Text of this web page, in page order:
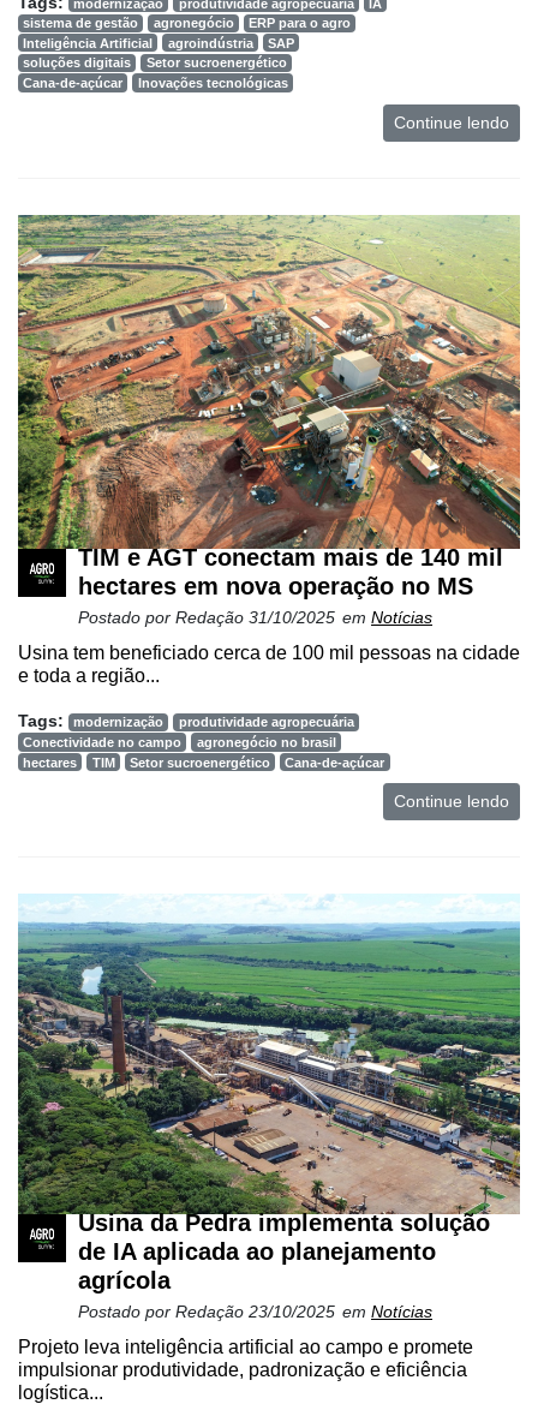
Análise
E-
Vertical
Software
Empresarial
Tecnologia
para
Recursos
Hídricos
Membros
Liberali
Netrin
Néctar
Tecprime
Agro
Lean
Way
CHB
modernização produtividade agropecuária
IA
sistema de gestão
agronegócio
ERP para o agro
Inteligência Artificial
agroindústria
SAP
soluções digitais
Setor sucroenergético
Cana-de-açúcar
Inovações tecnológicas
Continue lendo
TIM e AGT conectam mais de 140 mil
hectares em nova operação no MS
Postado por Redação 31/10/2025 em Notícias
Usina tem beneficiado cerca de 100 mil pessoas na cidade
e toda a região...
Tags: modernização
produtividade agropecuária
Conectividade no campo
agronegócio no brasil
hectares
TIM Setor sucroenergético Cana-de-açúcar
Continue lendo
Usina da Pedra implementa solução
de IA aplicada ao planejamento
agrícola
Postado por Redação 23/10/2025 em Notícias
Projeto leva inteligência artificial ao campo e promete
impulsionar produtividade, padronização e eficiência
logística...